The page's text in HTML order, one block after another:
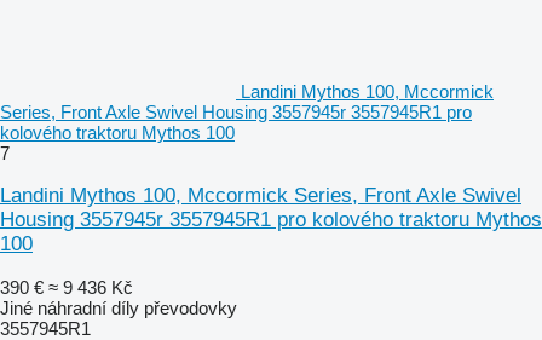
Landini Mythos 100, Mccormick
Series, Front Axle Swivel Housing 3557945r 3557945R1 pro
kolového traktoru Mythos 100
7
Landini Mythos 100, Mccormick Series, Front Axle Swivel
Housing 3557945r 3557945R1 pro kolového traktoru Mythos
100
390 € ≈ 9 436 Kč
Jiné náhradní díly převodovky
3557945R1